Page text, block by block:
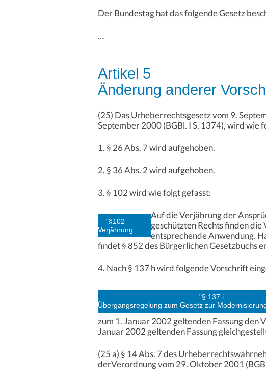
Der Bundestag hat das folgende Gesetz
…
Artikel 5
Änderung anderer
(25) Das Urheberrechtsgesetz vom 9.
September 2000 (BGBl. I S. 1374), wird wie
1. § 26 Abs. 7 wird aufgehoben.
2. § 36 Abs. 2 wird aufgehoben.
3. § 102 wird wie folgt gefasst:
"§102
Verjährung
Auf die Verjährung der
geschützten Rechts finden
entsprechende Anwendung.
findet § 852 des Bürgerlichen Gesetzbuchs
4. Nach § 137 h wird folgende Vorschrift
"§ 137 i
Übergangsregelung zum Gesetz zur
zum 1. Januar 2002 geltenden Fassung den
Januar 2002 geltenden Fassung
(25 a) § 14 Abs. 7 des
derVerordnung vom 29. Oktober 2001